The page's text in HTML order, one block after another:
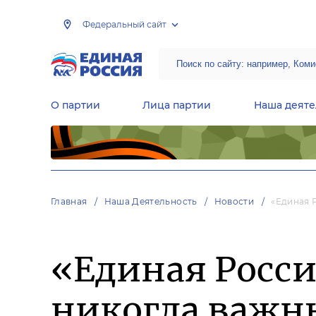
Федеральный сайт
О партии Лица партии Наша
Главная Наша Деятельность Новости «Единая
«Единая